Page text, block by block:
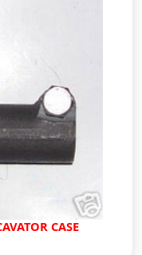
CASE